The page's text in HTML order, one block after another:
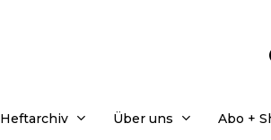
Heftarchiv Über uns Abo +